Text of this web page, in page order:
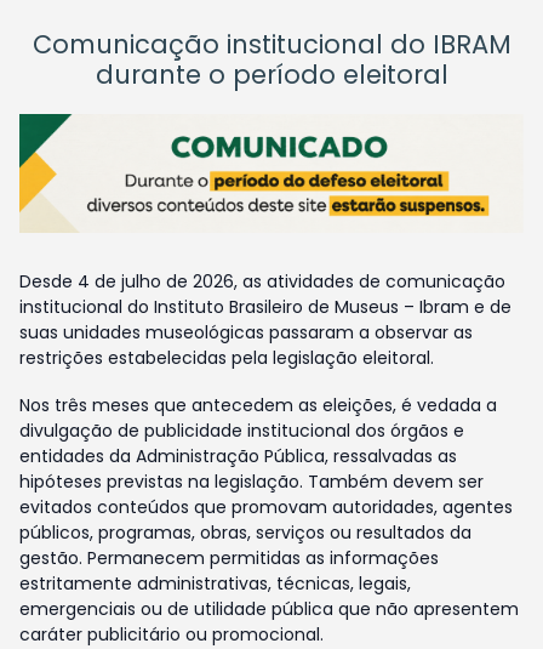
Comunicação institucional do IBRAM
durante o período eleitoral
Desde 4 de julho de 2026, as atividades de comunicação
institucional do Instituto Brasileiro de Museus – Ibram e de
suas unidades museológicas passaram a observar as
restrições estabelecidas pela legislação eleitoral.
Nos três meses que antecedem as eleições, é vedada a
divulgação de publicidade institucional dos órgãos e
entidades da Administração Pública, ressalvadas as
hipóteses previstas na legislação. Também devem ser
evitados conteúdos que promovam autoridades, agentes
públicos, programas, obras, serviços ou resultados da
gestão. Permanecem permitidas as informações
estritamente administrativas, técnicas, legais,
emergenciais ou de utilidade pública que não apresentem
caráter publicitário ou promocional.